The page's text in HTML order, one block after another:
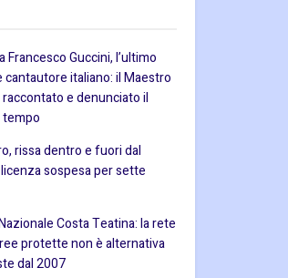
Francesco Guccini, l’ultimo
cantautore italiano: il Maestro
raccontato e denunciato il
rissa dentro e fuori dal
sospesa per sette
Costa Teatina: la rete
protette non è alternativa
dal 2007